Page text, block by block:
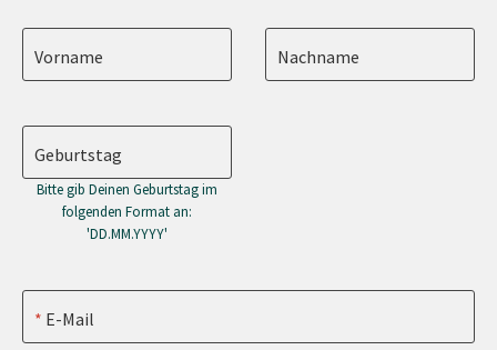
Vorname Nachname
Geburtstag
Bitte gib Deinen Geburtstag im
folgenden Format an:
'DD.MM.YYYY'
E-Mail